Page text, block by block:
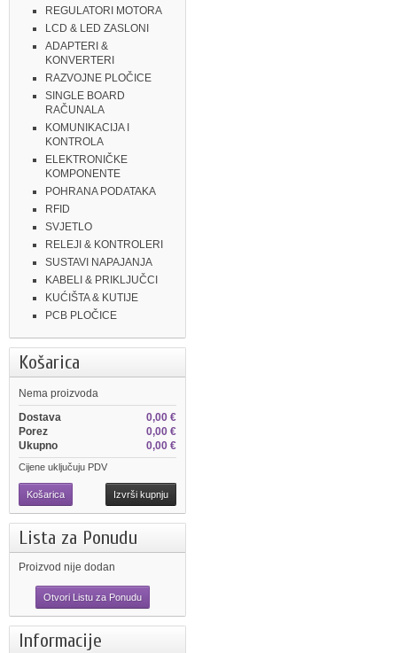
REGULATORI MOTORA
LCD & LED ZASLONI
ADAPTERI &
KONVERTERI
RAZVOJNE PLOČICE
SINGLE BOARD
RAČUNALA
KOMUNIKACIJA I
KONTROLA
ELEKTRONIČKE
KOMPONENTE
POHRANA PODATAKA
RFID
SVJETLO
RELEJI & KONTROLERI
SUSTAVI NAPAJANJA
KABELI & PRIKLJUČCI
KUĆIŠTA & KUTIJE
PCB PLOČICE
Košarica
Nema proizvoda
0,00 €
Dostava
0,00 €
Porez
0,00 €
Ukupno
Cijene uključuju PDV
Košarica Izvrši kupnju
Lista za Ponudu
Proizvod nije dodan
Otvori Listu za Ponudu
Informacije